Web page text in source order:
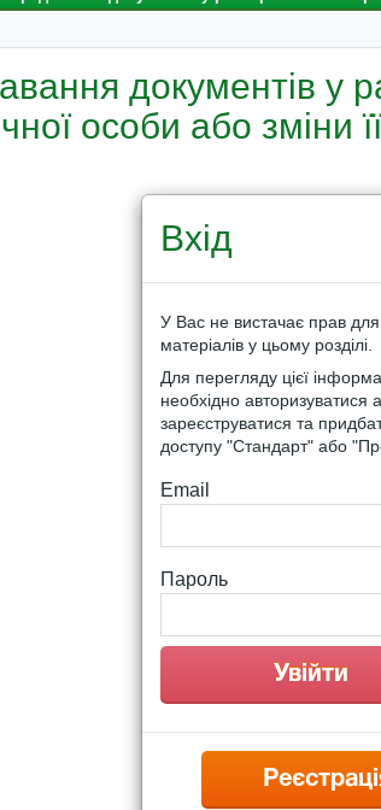
документів у
особи або зміни
Вхід
У Вас не вистачає прав
матеріалів у цьому розділі.
Для перегляду цієї
необхідно авторизуватися
зареєструватися та
доступу "Стандарт" або
Email
Пароль